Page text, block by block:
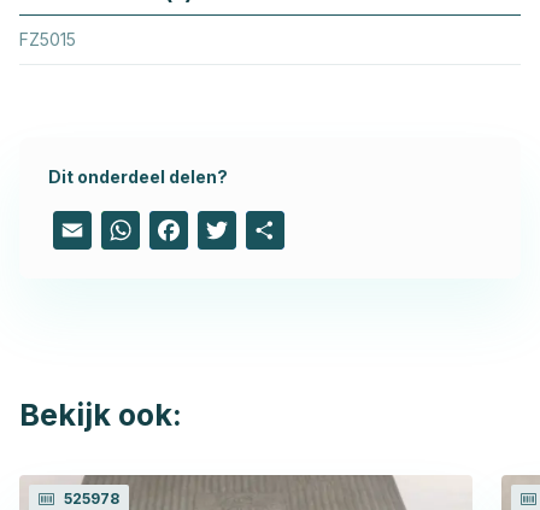
FZ5015
Dit onderdeel delen?
Email WhatsAppFacebook
Twitter
Bekijk ook:
525978